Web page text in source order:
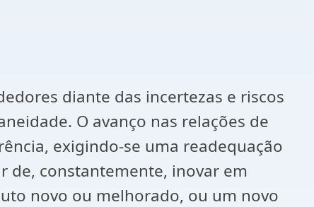
diante das incertezas e riscos
O avanço nas relações de
exigindo-se uma readequação
de, constantemente, inovar em
novo ou melhorado, ou um novo